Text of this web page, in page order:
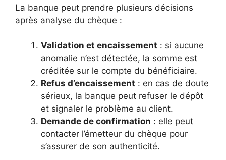
La banque peut prendre plusieurs décisions
après analyse du chèque :
Validation et encaissement : si aucune
anomalie n’est détectée, la somme est
créditée sur le compte du bénéficiaire.
Refus d’encaissement : en cas de doute
sérieux, la banque peut refuser le dépôt
et signaler le problème au client.
Demande de confirmation : elle peut
contacter l’émetteur du chèque pour
s’assurer de son authenticité.